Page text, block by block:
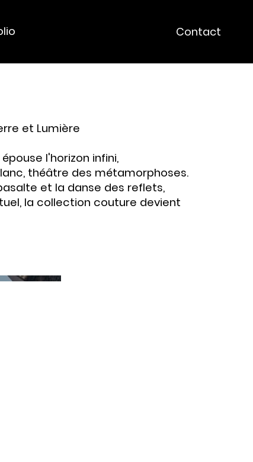
Contact
et Lumière
l'horizon infini,
théâtre des métamorphoses.
et la danse des reflets,
la collection couture devient